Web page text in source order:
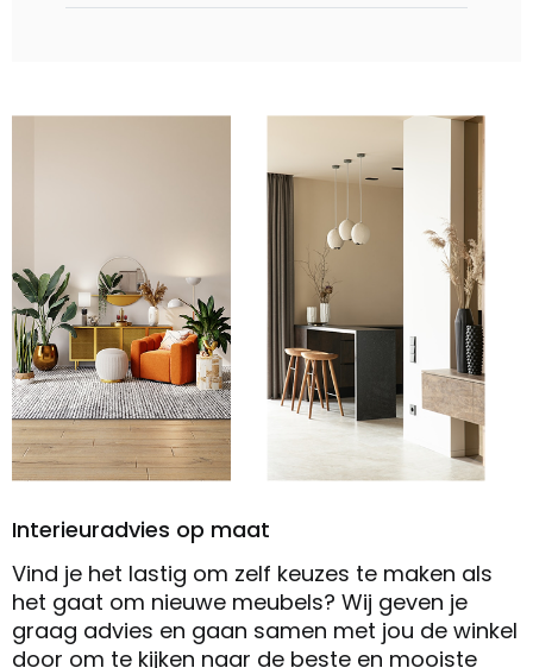
Interieuradvies op maat
Vind je het lastig om zelf keuzes te maken als
het gaat om nieuwe meubels? Wij geven je
graag advies en gaan samen met jou de winkel
door om te kijken naar de beste en mooiste